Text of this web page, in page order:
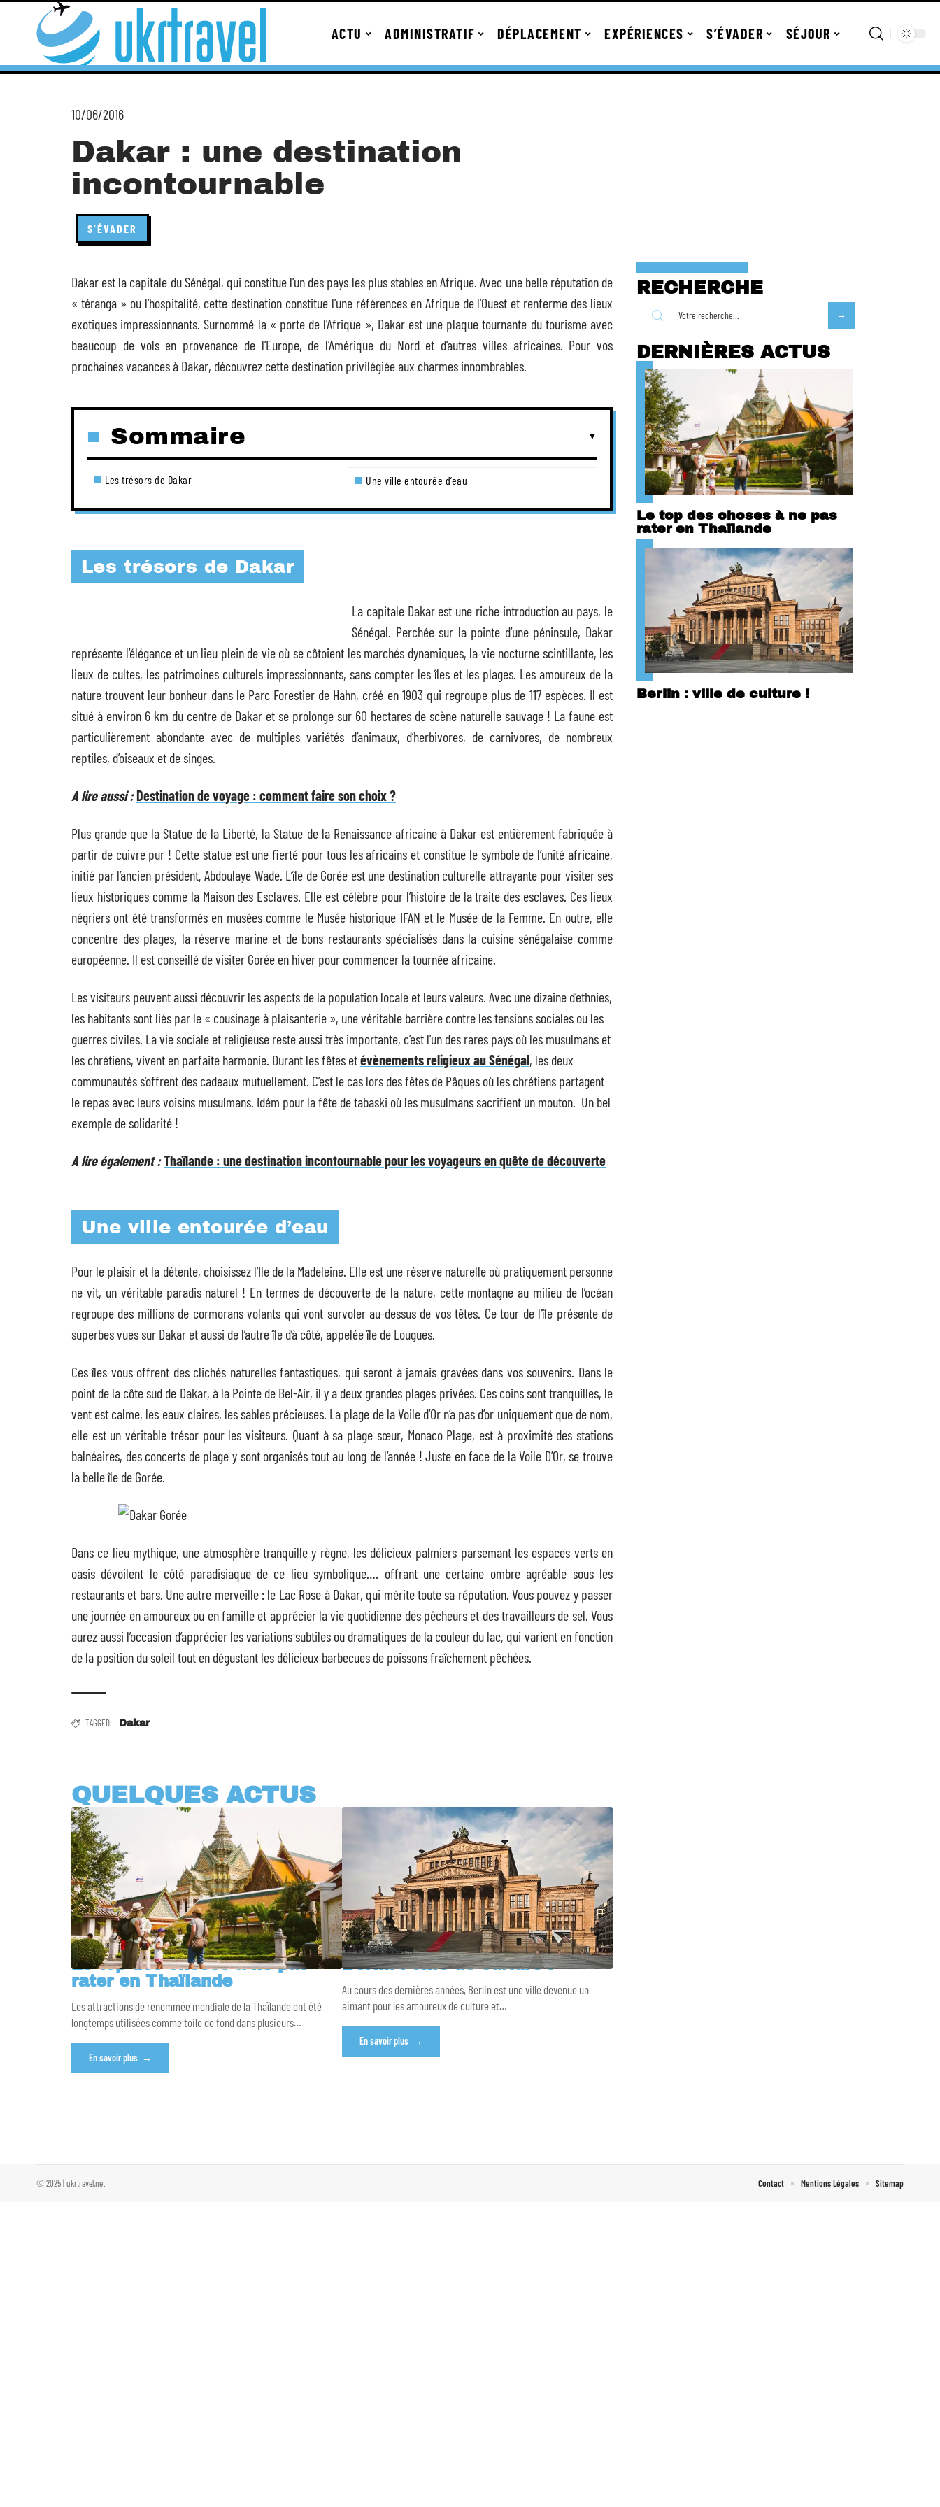
ACTU ADMINISTRATIF DÉPLACEMENT EXPÉRIENCES S’ÉVADER SÉJOUR
10/06/2016
Dakar : une destination
incontournable
S'ÉVADER
Dakar est la capitale du Sénégal, qui constitue l’un des pays les plus stables en Afrique. Avec une belle réputation de
« téranga » ou l’hospitalité, cette destination constitue l’une références en Afrique de l’Ouest et renferme des lieux
exotiques impressionnants. Surnommé la « porte de l’Afrique », Dakar est une plaque tournante du tourisme avec
beaucoup de vols en provenance de l’Europe, de l’Amérique du Nord et d’autres villes africaines. Pour vos
prochaines vacances à Dakar, découvrez cette destination privilégiée aux charmes innombrables.
Sommaire
Les trésors de Dakar Une ville entourée d’eau
Les trésors de Dakar
La capitale Dakar est une riche introduction au pays, le
Sénégal. Perchée sur la pointe d’une péninsule, Dakar
représente l’élégance et un lieu plein de vie où se côtoient les marchés dynamiques, la vie nocturne scintillante, les
lieux de cultes, les patrimoines culturels impressionnants, sans compter les îles et les plages. Les amoureux de la
nature trouvent leur bonheur dans le Parc Forestier de Hahn, créé en 1903 qui regroupe plus de 117 espèces. Il est
situé à environ 6 km du centre de Dakar et se prolonge sur 60 hectares de scène naturelle sauvage ! La faune est
particulièrement abondante avec de multiples variétés d’animaux, d’herbivores, de carnivores, de nombreux
reptiles, d’oiseaux et de singes.
A lire aussi :Destination de voyage : comment faire son choix ?
Plus grande que la Statue de la Liberté, la Statue de la Renaissance africaine à Dakar est entièrement fabriquée à
partir de cuivre pur ! Cette statue est une fierté pour tous les africains et constitue le symbole de l’unité africaine,
initié par l’ancien président, Abdoulaye Wade. L’île de Gorée est une destination culturelle attrayante pour visiter ses
lieux historiques comme la Maison des Esclaves. Elle est célèbre pour l’histoire de la traite des esclaves. Ces lieux
négriers ont été transformés en musées comme le Musée historique IFAN et le Musée de la Femme. En outre, elle
concentre des plages, la réserve marine et de bons restaurants spécialisés dans la cuisine sénégalaise comme
européenne. Il est conseillé de visiter Gorée en hiver pour commencer la tournée africaine.
Les visiteurs peuvent aussi découvrir les aspects de la population locale et leurs valeurs. Avec une dizaine d’ethnies,
les habitants sont liés par le « cousinage à plaisanterie », une véritable barrière contre les tensions sociales ou les
guerres civiles. La vie sociale et religieuse reste aussi très importante, c’est l’un des rares pays où les musulmans et
les chrétiens, vivent en parfaite harmonie. Durant les fêtes etévènements religieux au Sénégal, les deux
communautés s’offrent des cadeaux mutuellement. C’est le cas lors des fêtes de Pâques où les chrétiens partagent
le repas avec leurs voisins musulmans. Idém pour la fête de tabaski où les musulmans sacrifient un mouton. Un bel
exemple de solidarité !
A lire également :Thaïlande : une destination incontournable pour les voyageurs en quête de découverte
Une ville entourée d’eau
Pour le plaisir et la détente, choisissez l’Ile de la Madeleine. Elle est une réserve naturelle où pratiquement personne
ne vit, un véritable paradis naturel ! En termes de découverte de la nature, cette montagne au milieu de l’océan
regroupe des millions de cormorans volants qui vont survoler au-dessus de vos têtes. Ce tour de l’île présente de
superbes vues sur Dakar et aussi de l’autre île d’à côté, appelée île de Lougues.
Ces îles vous offrent des clichés naturelles fantastiques, qui seront à jamais gravées dans vos souvenirs. Dans le
point de la côte sud de Dakar, à la Pointe de Bel-Air, il y a deux grandes plages privées. Ces coins sont tranquilles, le
vent est calme, les eaux claires, les sables précieuses. La plage de la Voile d’Or n’a pas d’or uniquement que de nom,
elle est un véritable trésor pour les visiteurs. Quant à sa plage sœur, Monaco Plage, est à proximité des stations
balnéaires, des concerts de plage y sont organisés tout au long de l’année ! Juste en face de la Voile D’Or, se trouve
la belle île de Gorée.
Dans ce lieu mythique, une atmosphère tranquille y règne, les délicieux palmiers parsemant les espaces verts en
oasis dévoilent le côté paradisiaque de ce lieu symbolique…. offrant une certaine ombre agréable sous les
restaurants et bars. Une autre merveille : le Lac Rose à Dakar, qui mérite toute sa réputation. Vous pouvez y passer
une journée en amoureux ou en famille et apprécier la vie quotidienne des pêcheurs et des travailleurs de sel. Vous
aurez aussi l’occasion d’apprécier les variations subtiles ou dramatiques de la couleur du lac, qui varient en fonction
de la position du soleil tout en dégustant les délicieux barbecues de poissons fraîchement pêchées.
TAGGED: Dakar
QUELQUES ACTUS
Le top des choses à ne pas
rater en Thaïlande
Les attractions de renommée mondiale de la Thaïlande ont été
longtemps utilisées comme toile de fond dans plusieurs…
En savoir plus
Berlin : ville de culture !
Au cours des dernières années, Berlin est une ville devenue un
aimant pour les amoureux de culture et…
En savoir plus
RECHERCHE
DERNIÈRES ACTUS
Le top des choses à ne pas
rater en Thaïlande
Berlin : ville de culture !
© 2025 | ukrtravel.net Contact Mentions Légales Sitemap